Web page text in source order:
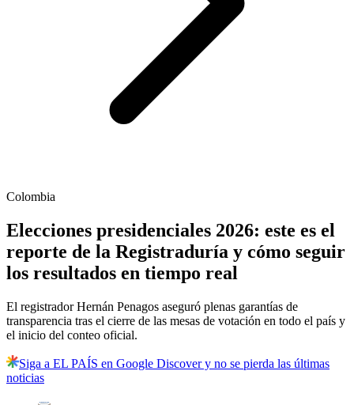
Colombia
Elecciones presidenciales 2026: este es el
reporte de la Registraduría y cómo seguir
los resultados en tiempo real
El registrador Hernán Penagos aseguró plenas garantías de
transparencia tras el cierre de las mesas de votación en todo el país y
el inicio del conteo oficial.
Siga a EL PAÍS en Google Discover y no se pierda las últimas
noticias